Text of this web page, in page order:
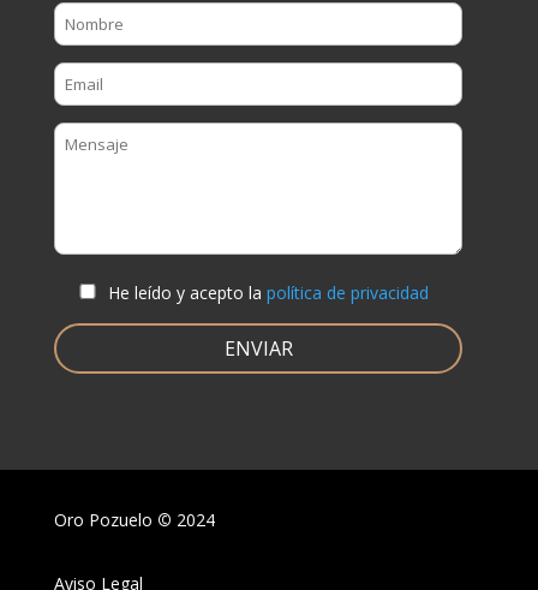
He leído y acepto la política de privacidad
Oro Pozuelo © 2024
Aviso Legal